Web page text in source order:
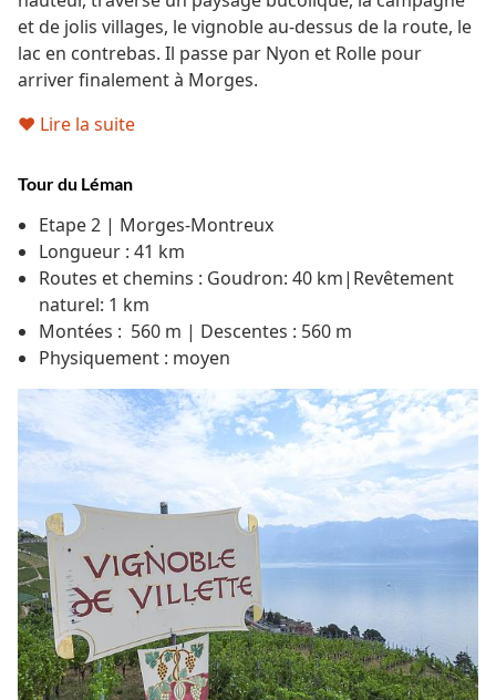
et de jolis villages, le vignoble au-dessus de la route, le
lac en contrebas. Il passe par Nyon et Rolle pour
arriver finalement à Morges.
♥ Lire la suite
Tour du Léman
Etape 2 | Morges-Montreux
Longueur : 41 km
Routes et chemins : Goudron: 40 km|Revêtement
naturel: 1 km
Montées : 560 m | Descentes : 560 m
Physiquement : moyen